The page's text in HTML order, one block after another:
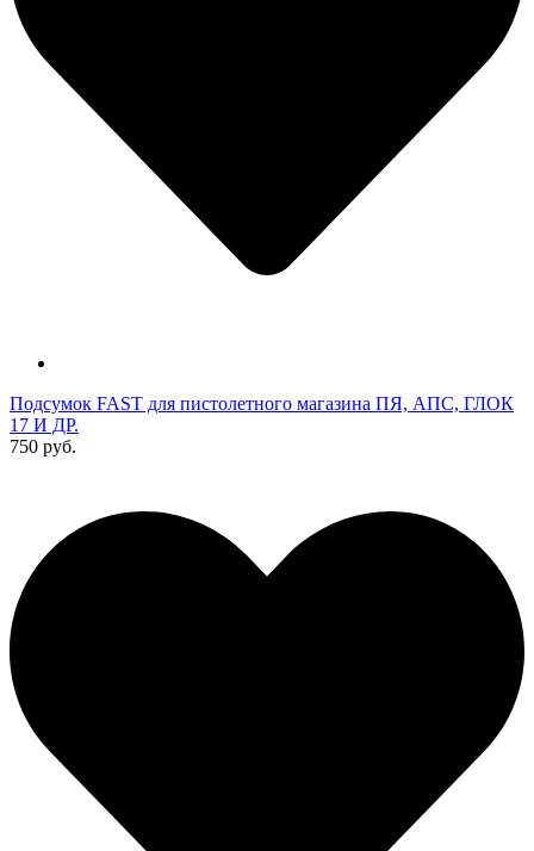
Подсумок FAST для пистолетного магазина ПЯ, АПС, ГЛОК
17 И ДР.
750 руб.